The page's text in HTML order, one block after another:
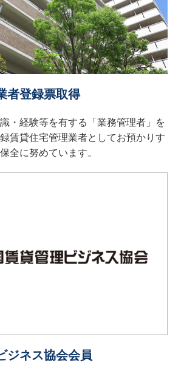
者登録票取得
・経験等を有する「業務管理者」を
賃貸住宅管理業者としてお預かりす
全に努めています。
ジネス協会会員